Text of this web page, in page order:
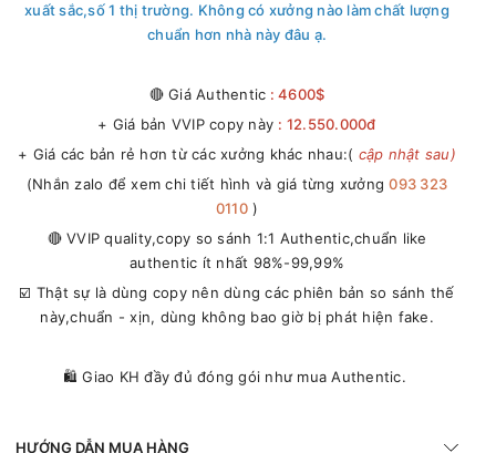
xuất sắc,số 1 thị trường. Không có xưởng nào làm chất lượng
chuẩn hơn nhà này đâu ạ.
🔴 Giá Authentic : 4600$
+ Giá bản VVIP copy này : 12.550.000đ
+ Giá các bản rẻ hơn từ các xưởng khác nhau:( cập nhật sau)
(Nhắn zalo để xem chi tiết hình và giá từng xưởng093 323
0110)
🔴 VVIP quality,copy so sánh 1:1 Authentic,chuẩn like
authentic ít nhất 98%-99,99%
☑️ Thật sự là dùng copy nên dùng các phiên bản so sánh thế
này,chuẩn - xịn, dùng không bao giờ bị phát hiện fake.
🛍 Giao KH đầy đủ đóng gói như mua Authentic.
HƯỚNG DẪN MUA HÀNG